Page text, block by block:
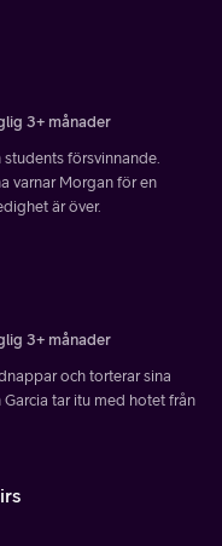
3+ månader
försvinnande.
varnar Morgan för en
är över.
3+ månader
och torterar sina
tar itu med hotet från